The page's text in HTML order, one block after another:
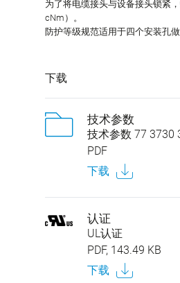
为了将电缆接头与设备接头锁紧
cNm）。
防护等级规范适用于四个安装孔做
下载
技术参数
技术参数 77 3730
PDF
下载
认证
UL认证
PDF, 143.49 KB
下载